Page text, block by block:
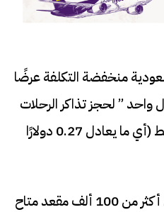
منخفضة التكلفة عرضًا
واحد ” لحجز تذاكر الرحلات
الداخلية مقابل ريال واحد فقط (أي ما يعادل 0.27 دولارًا
ويشمل هذا الحدث الترويجي أكثر من 100 ألف مقعد متاح